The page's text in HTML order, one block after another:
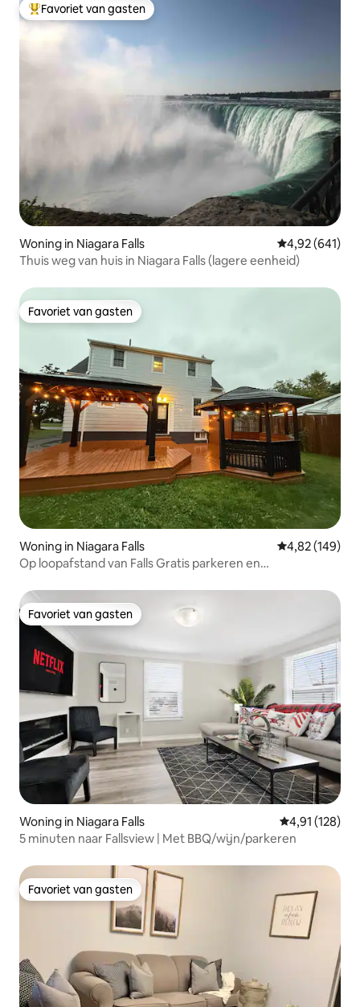
Topfavoriet van gasten
Favoriet van gasten
Woning in Niagara Falls Gemiddelde
4,92 (641)
Thuis weg van huis in Niagara Falls (lagere eenheid)
Favoriet van gasten
Favoriet van gasten
Woning in Niagara Falls Gemiddelde
4,82 (149)
Op loopafstand van Falls Gratis parkeren en
Favoriet van gasten
Favoriet van gasten
Woning in Niagara Falls Gemiddelde
4,91 (128)
5 minuten naar Fallsview | Met BBQ/wijn/parkeren
Favoriet van gasten
Favoriet van gasten